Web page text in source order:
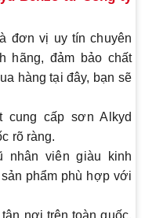
đơn vị uy tín chuyên
hãng, đảm bảo chất
hàng tại đây, bạn sẽ
cung cấp sơn Alkyd
rõ ràng.
nhân viên giàu kinh
phẩm phù hợp với
nơi trên toàn quốc,